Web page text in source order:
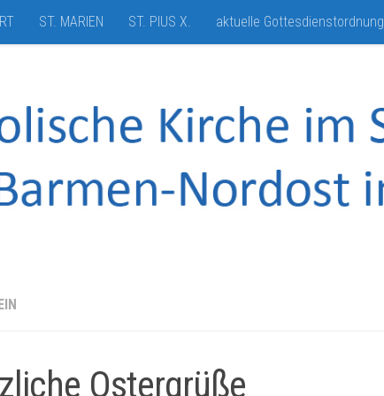
ST. MARIEN ST. PIUS X. aktuelle Gottesdienstordnung
Ostergrüße